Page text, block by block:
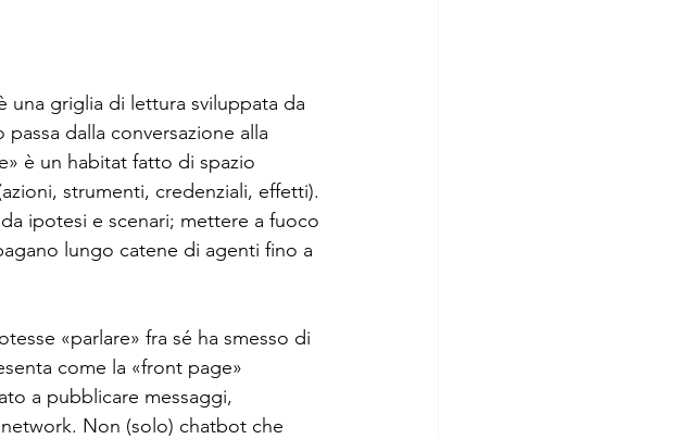
Stampa AI ImpresaWeek
griglia di lettura sviluppata da
dalla conversazione alla
è un habitat fatto di spazio
strumenti, credenziali, effetti).
ipotesi e scenari; mettere a fuoco
lungo catene di agenti fino a
«parlare» fra sé ha smesso di
come la «front page»
a pubblicare messaggi,
Non (solo) chatbot che